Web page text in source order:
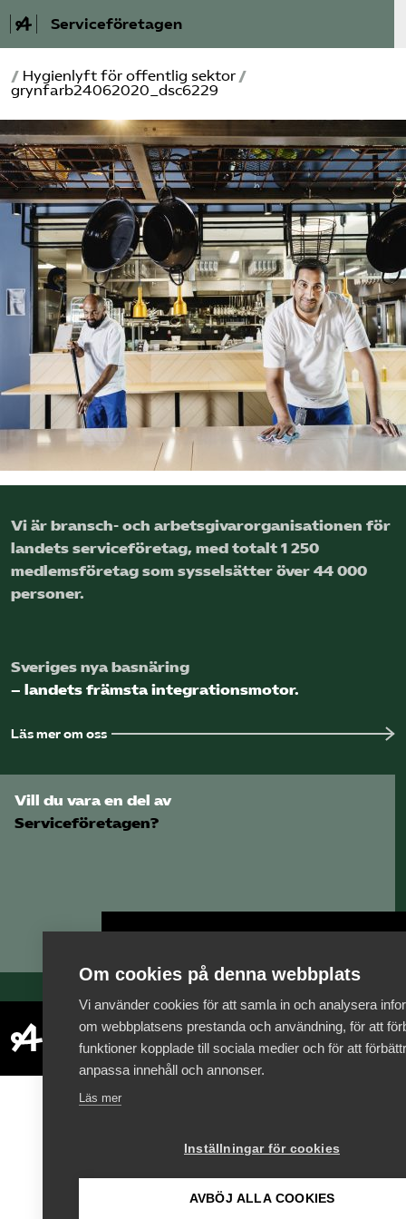
Serviceföretagen
Om Service­företagen
Branscher
Medlemskap
Auktorisation
Våra frågor
SRY
Bli medlem
Logga in på Arbetsgivarguiden
Press
In English
Beställ trycksaker
/ Hygienlyft för offentlig sektor /
grynfarb24062020_dsc6229
Vi är bransch- och arbetsgivar­organisationen för
landets service­företag, med totalt 1 250
medlems­företag som sysselsätter över 44 000
personer.
Sveriges nya basnäring
– landets främsta integrationsmotor.
Läs mer om oss
Vill du vara en del av
Serviceföretagen?
Om cookies på denna webbplats
Vi använder cookies för att samla in och analysera
om webbplatsens prestanda och användning, för att
funktioner kopplade till sociala medier och för att
anpassa innehåll och annonser.
Läs mer
Inställningar för cookies
AVBÖJ ALLA COOKIES